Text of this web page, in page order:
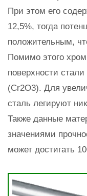
При этом его
12,5%, тогда
положительным,
Помимо этого
поверхности
(Сr2O3). Для
сталь легируют
Также данные
значениями
может достигать